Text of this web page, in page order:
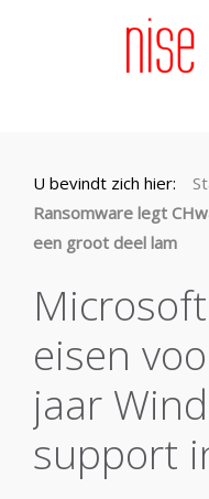
U bevindt zich hier:
Ransomware legt
een groot deel lam
eisen
jaar
support